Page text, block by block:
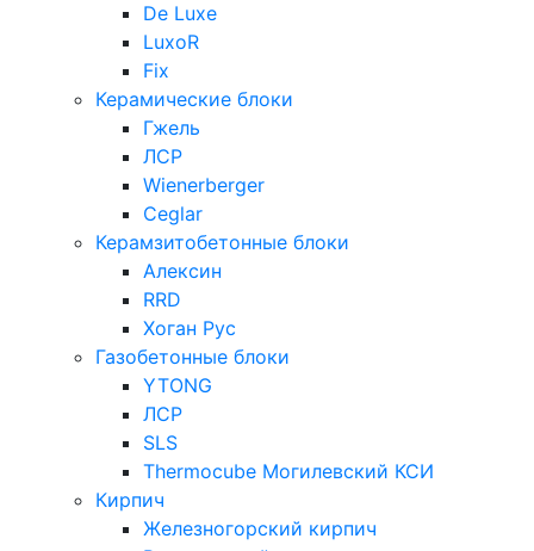
De Luxe
LuxoR
Fix
Керамические блоки
Гжель
ЛСР
Wienerberger
Ceglar
Керамзитобетонные блоки
Алексин
RRD
Хоган Рус
Газобетонные блоки
YTONG
ЛСР
SLS
Thermocube Могилевский КСИ
Кирпич
Железногорский кирпич